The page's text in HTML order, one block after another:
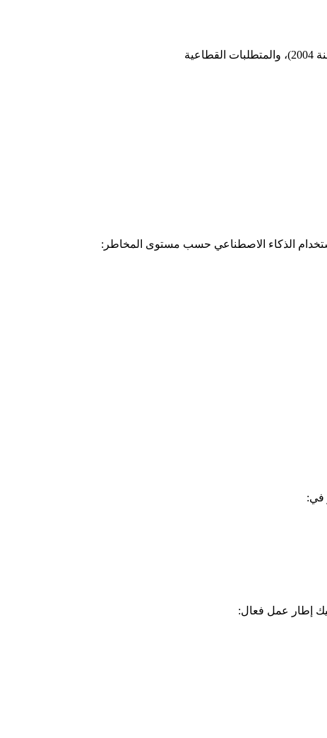
الذكاء الاصطناعي حسب مستوى المخاطر:
في:
إطار عمل فعال: